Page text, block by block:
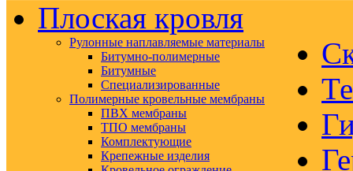
Плоская кровля
Рулонные наплавляемые материалы
Битумно-полимерные
Битумные
Специализированные
Полимерные кровельные мембраны
ПВХ мембраны
ТПО мембраны
Комплектующие
Крепежные изделия